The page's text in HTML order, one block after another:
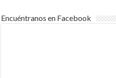
Encuéntranos en Facebook